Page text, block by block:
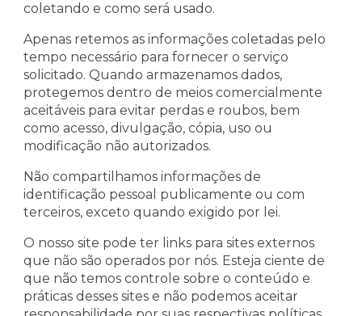
coletando e como será usado.
Apenas retemos as informações coletadas pelo
tempo necessário para fornecer o serviço
solicitado. Quando armazenamos dados,
protegemos dentro de meios comercialmente
aceitáveis ​​para evitar perdas e roubos, bem
como acesso, divulgação, cópia, uso ou
modificação não autorizados.
Não compartilhamos informações de
identificação pessoal publicamente ou com
terceiros, exceto quando exigido por lei.
O nosso site pode ter links para sites externos
que não são operados por nós. Esteja ciente de
que não temos controle sobre o conteúdo e
práticas desses sites e não podemos aceitar